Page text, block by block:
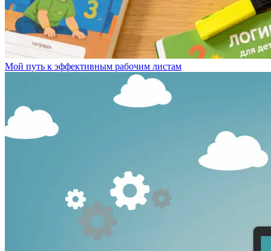
Мой путь к эффективным рабочим листам